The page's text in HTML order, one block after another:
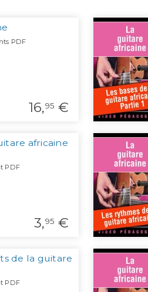
PDF
16,95 €
africaine
PDF
3,95 €
de la guitare
PDF